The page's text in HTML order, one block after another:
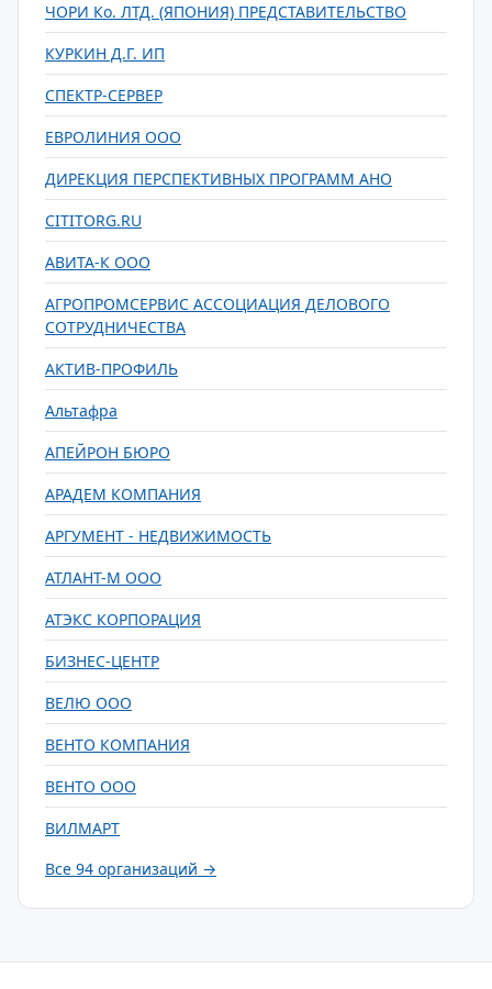
ЧОРИ Ко. ЛТД. (ЯПОНИЯ) ПРЕДСТАВИТЕЛЬСТВО
КУРКИН Д.Г. ИП
СПЕКТР-СЕРВЕР
ЕВРОЛИНИЯ ООО
ДИРЕКЦИЯ ПЕРСПЕКТИВНЫХ ПРОГРАММ АНО
CITITORG.RU
АВИТА-К ООО
АГРОПРОМСЕРВИС АССОЦИАЦИЯ ДЕЛОВОГО
СОТРУДНИЧЕСТВА
АКТИВ-ПРОФИЛЬ
Альтафра
АПЕЙРОН БЮРО
АРАДЕМ КОМПАНИЯ
АРГУМЕНТ - НЕДВИЖИМОСТЬ
АТЛАНТ-М ООО
АТЭКС КОРПОРАЦИЯ
БИЗНЕС-ЦЕНТР
ВЕЛЮ ООО
ВЕНТО КОМПАНИЯ
ВЕНТО ООО
ВИЛМАРТ
Все 94 организаций →